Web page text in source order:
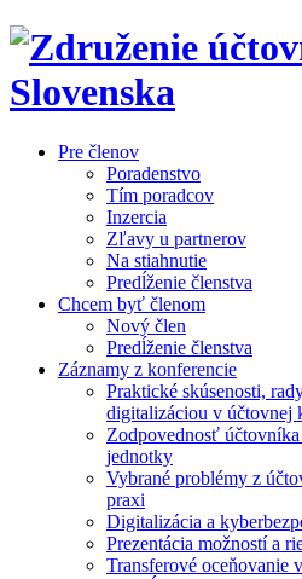
Pre členov
Poradenstvo
Tím poradcov
Inzercia
Zľavy u partnerov
Na stiahnutie
Predĺženie členstva
Chcem byť členom
Nový člen
Predĺženie členstva
Záznamy z konferencie
Praktické skúsenosti,
digitalizáciou v účtovnej
Zodpovednosť
jednotky
Vybrané problémy z
praxi
Digitalizácia a
Prezentácia možností a
Transferové oceňovanie